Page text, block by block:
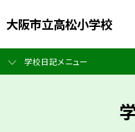
大阪市立高松小学校
学校日記メニュー